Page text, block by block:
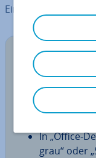
Ein­stel­lun­gen
Tipp
In Outlook
In „Office-
grau“ oder